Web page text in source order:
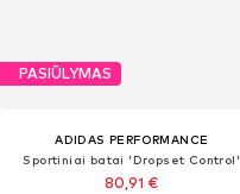
PASIŪLYMAS
ADIDAS PERFORMANCE
Sportiniai batai 'Dropset Control'
80,91 €